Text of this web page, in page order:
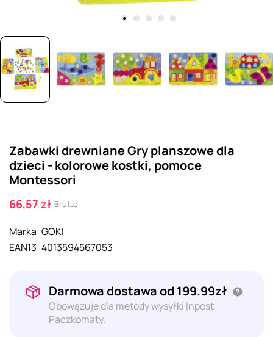
Zabawki drewniane Gry planszowe dla
dzieci - kolorowe kostki, pomoce
Montessori
66,57 zł Brutto
Marka:GOKI
EAN13:4013594567053
Darmowa dostawa od 199.99zł
Obowązuje dla metody wysyłki Inpost
Paczkomaty.